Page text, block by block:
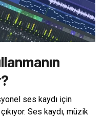
ses kaydı için
Ses kaydı, müzik